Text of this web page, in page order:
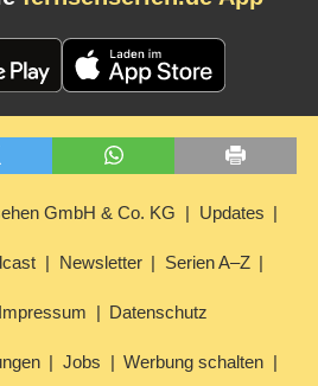
GmbH & Co. KG Updates
Newsletter Serien A–Z
Impressum Datenschutz
Jobs Werbung schalten